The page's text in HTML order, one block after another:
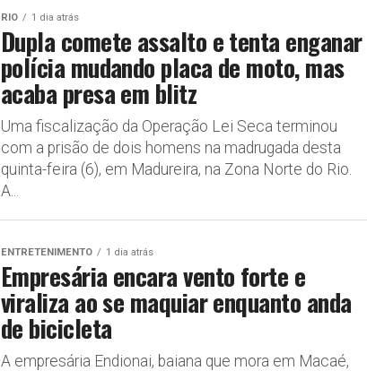
RIO 1 dia atrás
Dupla comete assalto e tenta enganar
polícia mudando placa de moto, mas
acaba presa em blitz
Uma fiscalização da Operação Lei Seca terminou
com a prisão de dois homens na madrugada desta
quinta-feira (6), em Madureira, na Zona Norte do Rio.
A...
ENTRETENIMENTO 1 dia atrás
Empresária encara vento forte e
viraliza ao se maquiar enquanto anda
de bicicleta
A empresária Endionai, baiana que mora em Macaé,